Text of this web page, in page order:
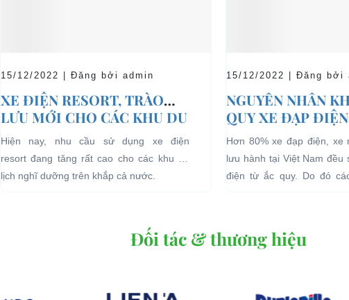
15/12/2022 | Đăng bởi admin
XE ĐIỆN RESORT, TRÀO
LƯU MỚI CHO CÁC KHU DU
LỊCH NGHĨ DƯỠNG.
Hiện nay, nhu cầu sử dụng xe điện
resort đang tăng rất cao cho các khu du
lịch nghĩ dưỡng trên khắp cả nước.
15/12/2022 | Đăng bởi
NGUYÊN NHÂN
QUY XE ĐẠP
Hơn 80% xe đạp điện, xe
lưu hành tại Việt Nam đều
điện từ ắc quy. Do đó
Đối tác & thương hiệu